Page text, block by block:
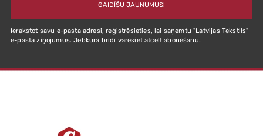
GAIDĪŠU JAUNUMUS!
Ierakstot savu e-pasta adresi, reģistrēsieties, lai saņemtu "Latvijas Tekstlls"
e-pasta ziņojumus. Jebkurā brīdī varēsiet atcelt abonēšanu.